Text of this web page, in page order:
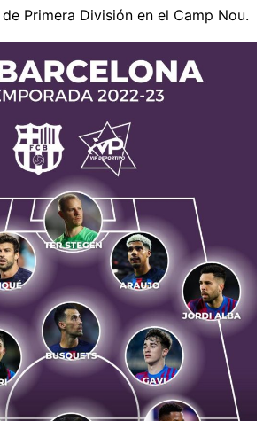
de Primera División en el Camp Nou.